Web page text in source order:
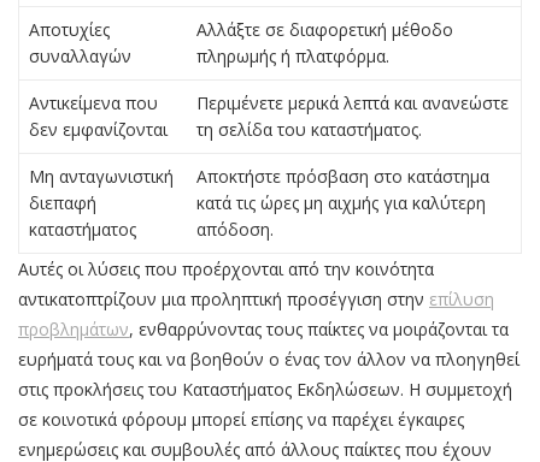
Αποτυχίες
συναλλαγών
Αλλάξτε σε διαφορετική μέθοδο
πληρωμής ή πλατφόρμα.
Αντικείμενα που
δεν εμφανίζονται
Περιμένετε μερικά λεπτά και ανανεώστε
τη σελίδα του καταστήματος.
Μη ανταγωνιστική
διεπαφή
καταστήματος
Αποκτήστε πρόσβαση στο κατάστημα
κατά τις ώρες μη αιχμής για καλύτερη
απόδοση.
Αυτές οι λύσεις που προέρχονται από την κοινότητα
αντικατοπτρίζουν μια προληπτική προσέγγιση στην επίλυση
προβλημάτων, ενθαρρύνοντας τους παίκτες να μοιράζονται τα
ευρήματά τους και να βοηθούν ο ένας τον άλλον να πλοηγηθεί
στις προκλήσεις του Καταστήματος Εκδηλώσεων. Η συμμετοχή
σε κοινοτικά φόρουμ μπορεί επίσης να παρέχει έγκαιρες
ενημερώσεις και συμβουλές από άλλους παίκτες που έχουν